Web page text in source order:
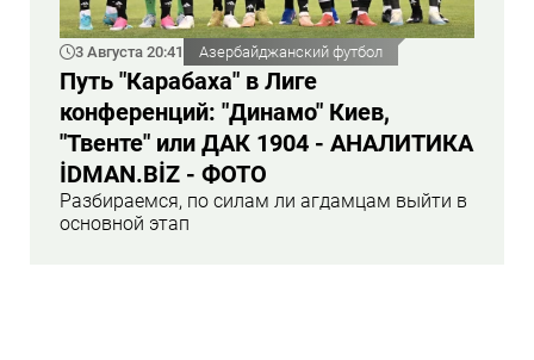
3 Августа 20:41 Азербайджанский футбол
Путь "Карабаха" в Лиге
конференций: "Динамо" Киев,
"Твенте" или ДАК 1904 - АНАЛИТИКА
İDMAN.BİZ - ФОТО
Разбираемся, по силам ли агдамцам выйти в
основной этап